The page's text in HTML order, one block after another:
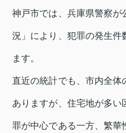
神戸市では、兵庫県警察が
況」により、犯罪の発生件
ます。
直近の統計でも、市内全体
ありますが、住宅地が多
罪が中心である一方、繁